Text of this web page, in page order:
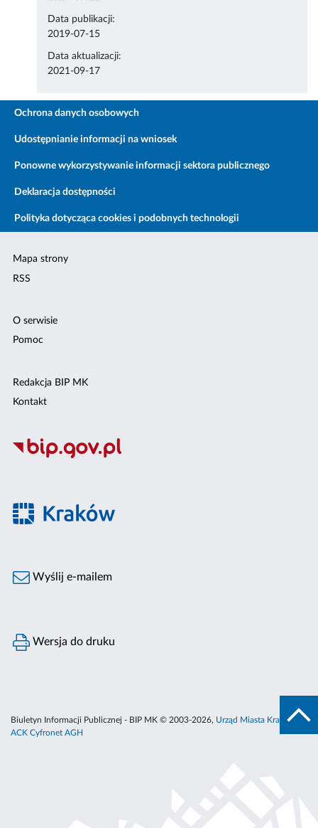
Data publikacji:
2019-07-15
Data aktualizacji:
2021-09-17
Ochrona danych osobowych
Udostępnianie informacji na wniosek
Ponowne wykorzystywanie informacji sektora publicznego
Deklaracja dostępności
Polityka dotycząca cookies i podobnych technologii
Mapa strony
RSS
O serwisie
Pomoc
Redakcja BIP MK
Kontakt
Wyślij e-mailem
Wersja do druku
Biuletyn Informacji Publicznej - BIP MK © 2003-2026, Urząd Miasta Krakowa
ACK Cyfronet AGH